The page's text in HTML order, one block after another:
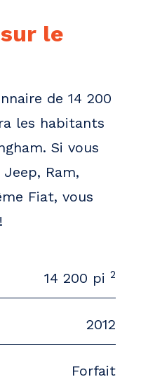
le
de 14 200
les habitants
Si vous
Ram,
Fiat, vous
14 200 pi 2
2012
Forfait